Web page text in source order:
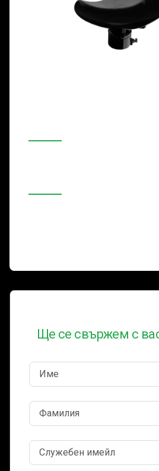
Ще се свържем с